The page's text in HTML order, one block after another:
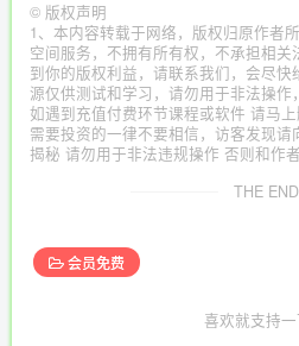
© 版权声明
1、本内容转载于网络，版权归原作者
空间服务，不拥有所有权，不承担相
到你的版权利益，请联系我们，会尽
源仅供测试和学习，请勿用于非法操作
如遇到充值付费环节课程或软件 请马
需要投资的一律不要相信，访客发现
揭秘 请勿用于非法违规操作 否则和作
THE END
会员免费
喜欢就支持